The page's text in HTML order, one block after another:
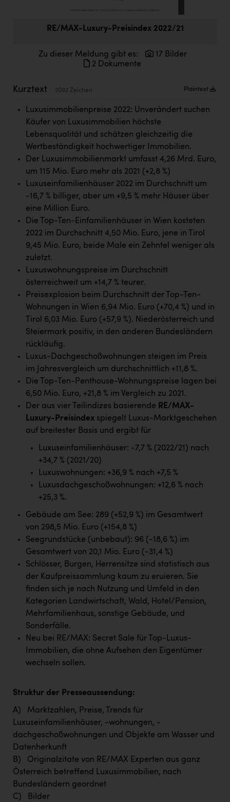
Fristads Austria
IFE Austria GmbH
Immotech
INTERSPAR
INTERSPORT Austria
Jesolo
Jane Goodall Institute Austria
Kärcher
Karin Liedl
KEBA
KIWI Kinderwunsch Institut Dr. Loimer
Kleider Bauer
Kremsmüller Anlagenbau GmbH
Maximarkt
Oldtimer Raststationen und Motorhotels
Österreichischer Kachelofenverband
Orlen
Passage Linz
PÜSPÖK
RE/MAX Welcome
Resch&Frisch
RUBBLE MASTER
Ruderclub Wels
SCRI - Salzburg Cancer Research Institute
SCHMACHTL GmbH
Schwingshandl - automation technology gmbh
Seher + Partner
TCL
TGW Logistics
TRAILOMAT & Cycling Austria
VERITAS
Vier Diamanten
Vorlagenportal
RE/MAX-Luxury-Preisindex 2022/21
Zu dieser Meldung gibt es:
17 Bilder
2 Dokumente
Kurztext 2092 Zeichen Plaintext
Luxusimmobilienpreise 2022: Unverändert suchen
Käufer von Luxusimmobilien höchste
Lebensqualität und schätzen gleichzeitig die
Wertbeständigkeit hochwertiger Immobilien.
Der Luxusimmobilienmarkt umfasst 4,26 Mrd. Euro,
um 115 Mio. Euro mehr als 2021 (+2,8 %)
Luxuseinfamilienhäuser 2022 im Durchschnitt um
-16,7 % billiger, aber um +9,5 % mehr Häuser über
eine Million Euro.
Die Top-Ten-Einfamilienhäuser in Wien kosteten
2022 im Durchschnitt 4,50 Mio. Euro, jene in Tirol
9,45 Mio. Euro, beide Male ein Zehntel weniger als
zuletzt.
Luxuswohnungspreise im Durchschnitt
österreichweit um +14,7 % teurer.
Preisexplosion beim Durchschnitt der Top-Ten-
Wohnungen in Wien 6,94 Mio. Euro (+70,4 %) und in
Tirol 6,03 Mio. Euro (+57,9 %). Niederösterreich und
Steiermark positiv, in den anderen Bundesländern
rückläufig.
Luxus-Dachgeschoßwohnungen steigen im Preis
im Jahresvergleich um durchschnittlich +11,8 %.
Die Top-Ten-Penthouse-Wohnungspreise lagen bei
6,50 Mio. Euro, +21,8 % im Vergleich zu 2021.
Der aus vier Teilindizes basierende RE/MAX-
Luxury-Preisindex spiegelt Luxus-Marktgeschehen
auf breitester Basis und ergibt für
Luxuseinfamilienhäuser: -7,7 % (2022/21) nach
+34,7 % (2021/20)
Luxuswohnungen: +36,9 % nach +7,5 %
Luxusdachgeschoßwohnungen: +12,6 % nach
+25,3 %.
Gebäude am See: 289 (+52,9 %) im Gesamtwert
von 298,5 Mio. Euro (+154,8 %)
Seegrundstücke (unbebaut): 96 (-18,6 %) im
Gesamtwert von 20,1 Mio. Euro (-31,4 %)
Schlösser, Burgen, Herrensitze sind statistisch aus
der Kaufpreissammlung kaum zu eruieren. Sie
finden sich je nach Nutzung und Umfeld in den
Kategorien Landwirtschaft, Wald, Hotel/Pension,
Mehrfamilienhaus, sonstige Gebäude, und
Sonderfälle.
Neu bei RE/MAX: Secret Sale für Top-Luxus-
Immobilien, die ohne Aufsehen den Eigentümer
wechseln sollen.
Struktur der Presseaussendung:
A) Marktzahlen, Preise, Trends für
Luxuseinfamilienhäuser, -wohnungen, -
dachgeschoßwohnungen und Objekte am Wasser und
Datenherkunft
B) Originalzitate von RE/MAX Experten aus ganz
Österreich betreffend Luxusimmobilien, nach
Bundesländern geordnet
C) Bilder